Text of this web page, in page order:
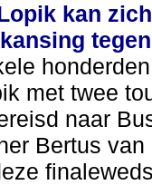
kan
met twee
naar
Bertus